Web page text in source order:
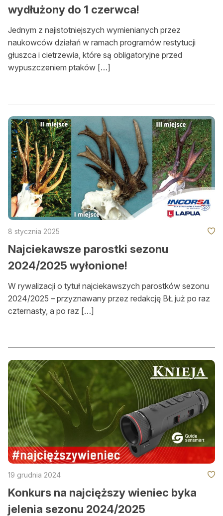
wydłużony do 1 czerwca!
Jednym z najistotniejszych wymienianych przez
naukowców działań w ramach programów restytucji
głuszca i cietrzewia, które są obligatoryjne przed
wypuszczeniem ptaków […]
8 stycznia 2025
​Najciekawsze parostki sezonu
2024/2025 wyłonione!
W rywalizacji o tytuł najciekawszych parostków sezonu
2024/2025 – przyznawany przez redakcję BŁ już po raz
czternasty, a po raz […]
19 grudnia 2024
Konkurs na najcięższy wieniec byka
jelenia sezonu 2024/2025